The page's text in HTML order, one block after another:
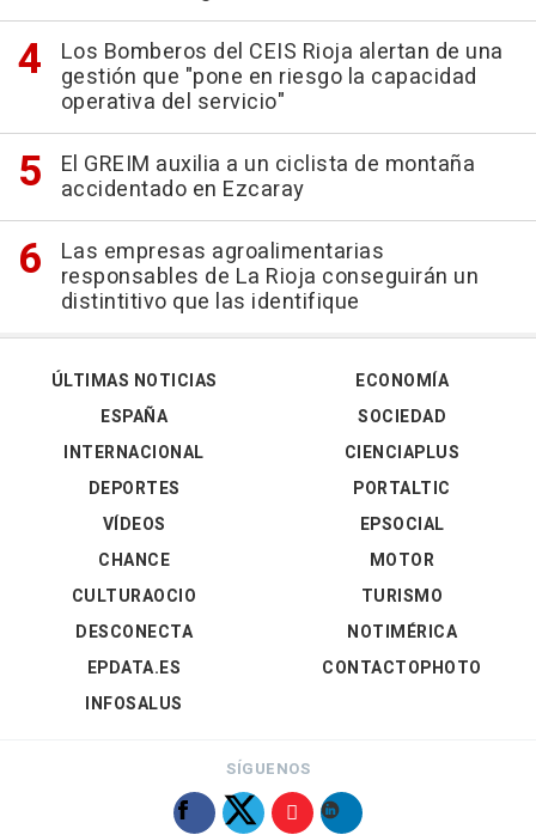
Los Bomberos del CEIS Rioja alertan de una
gestión que "pone en riesgo la capacidad
operativa del servicio"
El GREIM auxilia a un ciclista de montaña
accidentado en Ezcaray
Las empresas agroalimentarias
responsables de La Rioja conseguirán un
distintitivo que las identifique
ÚLTIMAS NOTICIAS
ESPAÑA
INTERNACIONAL
DEPORTES
VÍDEOS
ECONOMÍA
SOCIEDAD
CIENCIAPLUS
PORTALTIC
EPSOCIAL
CHANCE
CULTURAOCIO
DESCONECTA
EPDATA.ES
INFOSALUS
MOTOR
TURISMO
NOTIMÉRICA
CONTACTOPHOTO
SÍGUENOS